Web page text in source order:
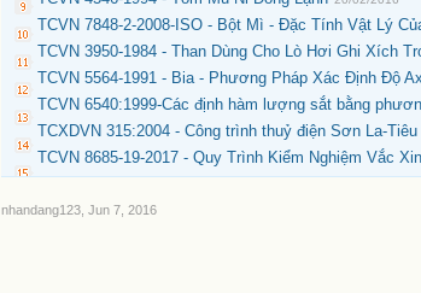
TCVN 7848-2-2008-ISO - Bột Mì - Đặc Tính Vật Lý
TCVN 3950-1984 - Than Dùng Cho Lò Hơi Ghi Xích
TCVN 5564-1991 - Bia - Phương Pháp Xác Định Độ
TCVN 6540:1999-Các định hàm lượng sắt bằng
TCXDVN 315:2004 - Công trình thuỷ điện Sơn La-
TCVN 8685-19-2017 - Quy Trình Kiểm Nghiệm Vắc
nhandang123 Jun 7, 2016